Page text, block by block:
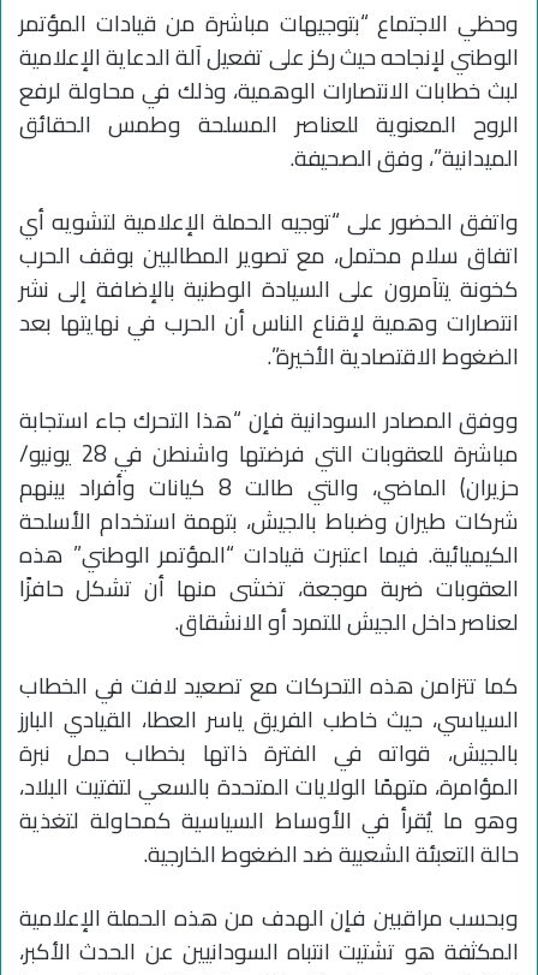
وحظي الاجتماع “بتوجيهات مباشرة من قيادات المؤتمر
الوطني لإنجاحه حيث ركز على تفعيل آلة الدعاية الإعلامية
لبث خطابات الانتصارات الوهمية، وذلك في محاولة لرفع
الروح المعنوية للعناصر المسلحة وطمس الحقائق
الميدانية”، وفق الصحيفة.
واتفق الحضور على “توجيه الحملة الإعلامية لتشويه أي
اتفاق سلام محتمل، مع تصوير المطالبين بوقف الحرب
كخونة يتآمرون على السيادة الوطنية بالإضافة إلى نشر
انتصارات وهمية لإقناع الناس أن الحرب في نهايتها بعد
الضغوط الاقتصادية الأخيرة”.
ووفق المصادر السودانية فإن “هذا التحرك جاء استجابة
مباشرة للعقوبات التي فرضتها واشنطن في 28 يونيو/
حزيران) الماضي، والتي طالت 8 كيانات وأفراد بينهم
شركات طيران وضباط بالجيش، بتهمة استخدام الأسلحة
الكيميائية. فيما اعتبرت قيادات “المؤتمر الوطني” هذه
العقوبات ضربة موجعة، تخشى منها أن تشكل حافزًا
لعناصر داخل الجيش للتمرد أو الانشقاق.
كما تتزامن هذه التحركات مع تصعيد لافت في الخطاب
السياسي، حيث خاطب الفريق ياسر العطا، القيادي البارز
بالجيش، قواته في الفترة ذاتها بخطاب حمل نبرة
المؤامرة، متهمًا الولايات المتحدة بالسعي لتفتيت البلاد،
وهو ما يُقرأ في الأوساط السياسية كمحاولة لتغذية
حالة التعبئة الشعبية ضد الضغوط الخارجية.
وبحسب مراقبين فإن الهدف من هذه الحملة الإعلامية
المكثفة هو تشتيت انتباه السودانيين عن الحدث الأكبر،